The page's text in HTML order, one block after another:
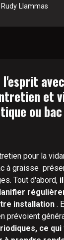
Rudy Llammas
l'esprit
et
ou
pour la
à graisse
Tout d'abord,
installation .
prévoient
ce